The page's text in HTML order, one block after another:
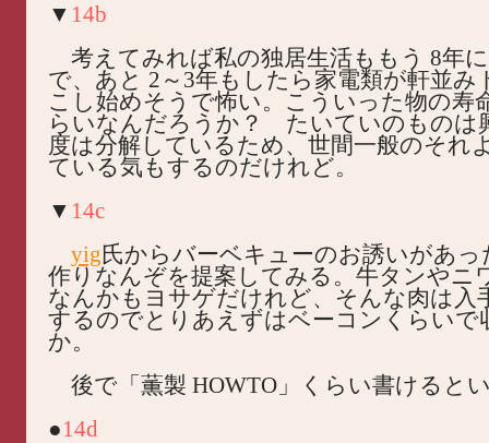
▼ 14b
考えてみれば私の独居生活ももう 8年
で、あと 2～3年もしたら家電類が軒並み
こし始めそうで怖い。こういった物の寿
らいなんだろうか？ たいていのものは
度は分解しているため、世間一般のそれ
ている気もするのだけれど。
▼ 14c
yig氏からバーベキューのお誘いがあっ
作りなんぞを提案してみる。牛タンやニ
なんかもヨサゲだけれど、そんな肉は入
するのでとりあえずはベーコンくらいで
か。
後で「薫製 HOWTO」くらい書けると
●14d